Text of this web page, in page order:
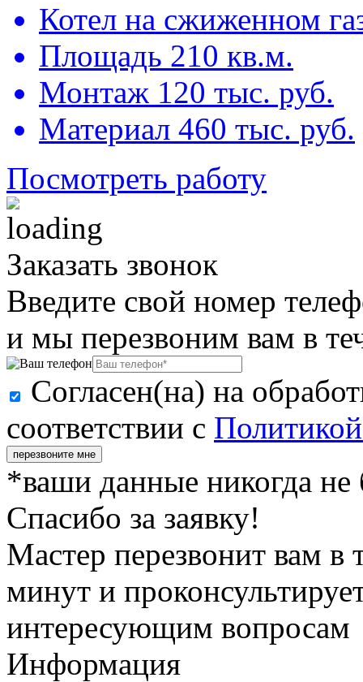
Котел на сжиженном
Площадь 210 кв.м.
Монтаж 120 тыс. руб.
Материал 460 тыс. руб.
Посмотреть работу
Заказать звонок
Введите свой номер
и мы перезвоним вам в
Согласен(на) на
соответствии с
перезвоните мне
*ваши данные никогда не
Спасибо за заявку!
Мастер перезвонит вам в
минут и
интересующим вопросам
Информация